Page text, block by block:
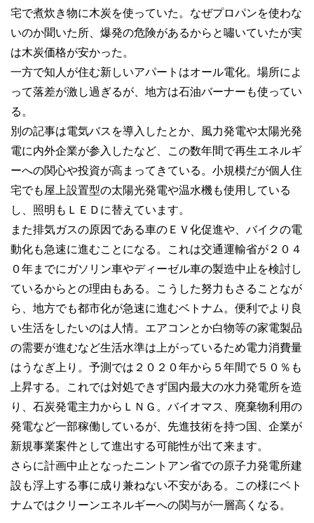
宅で煮炊き物に木炭を使っていた。なぜプロパンを使わな
いのか聞いた所、爆発の危険があるからと嘯いていたが実
は木炭価格が安かった。
一方で知人が住む新しいアパートはオール電化。場所によ
って落差が激し過ぎるが、地方は石油バーナーも使ってい
る。
別の記事は電気バスを導入したとか、風力発電や太陽光発
電に内外企業が参入したなど、この数年間で再生エネルギ
ーへの関心や投資が高まってきている。小規模だが個人住
宅でも屋上設置型の太陽光発電や温水機も使用している
し、照明もＬＥＤに替えています。
また排気ガスの原因である車のＥＶ化促進や、バイクの電
動化も急速に進むことになる。これは交通運輸省が２０４
０年までにガソリン車やディーゼル車の製造中止を検討し
ているからとの理由もある。こうした努力もさることなが
ら、地方でも都市化が急速に進むベトナム。便利でより良
い生活をしたいのは人情。エアコンとか白物等の家電製品
の需要が進むなど生活水準は上がっているため電力消費量
はうなぎ上り。予測では２０２０年から５年間で５０％も
上昇する。これでは対処できず国内最大の水力発電所を造
り、石炭発電主力からＬＮＧ。バイオマス、廃棄物利用の
発電など一部稼働しているが、先進技術を持つ国、企業が
新規事業案件として進出する可能性が出て来ます。
さらに計画中止となったニントアン省での原子力発電所建
設も浮上する事に成り兼ねない不安がある。この様にベト
ナムではクリーンエネルギーへの関与が一層高くなる。